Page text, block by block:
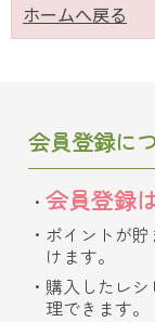
ホームへ戻る
会員登録に
会員登録
ポイントが
けます。
購入したレ
理できます。